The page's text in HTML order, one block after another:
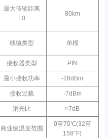
最大传输距离
L0
80km
线缆类型 单模
接收器类型 PIN
最小接收功率 -28dBm
接收过载 -7dBm
消光比 >7dB
商业级温度范围
0至70℃(32至
158°F)